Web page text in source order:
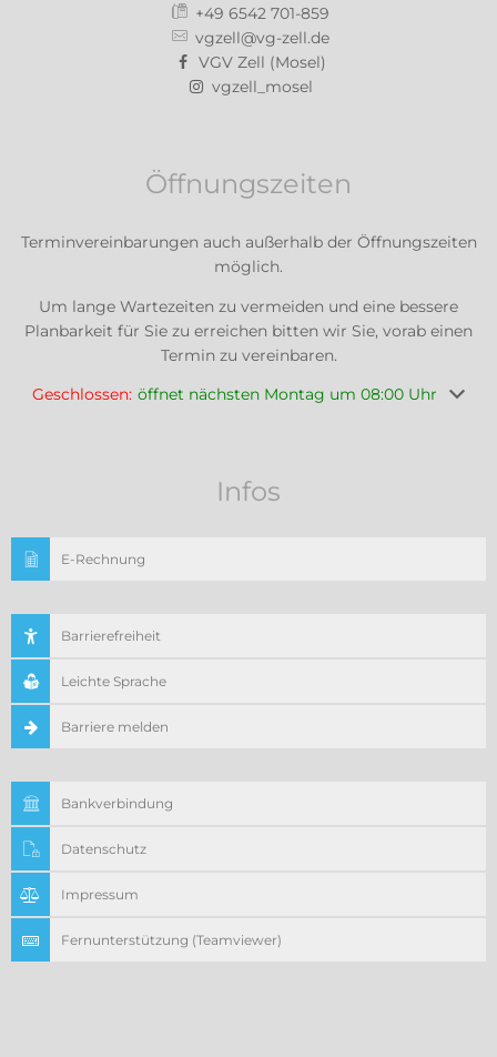
+49 6542 701-859
vgzell@vg-zell.de
VGV Zell (Mosel)
vgzell_mosel
Öffnungszeiten
Terminvereinbarungen auch außerhalb der Öffnungszeiten
möglich.
Um lange Wartezeiten zu vermeiden und eine bessere
Planbarkeit für Sie zu erreichen bitten wir Sie, vorab einen
Termin zu vereinbaren.
Klicken, um weitere Öffnungs- oder Schließzeiten
Geschlossen: öffnet nächsten Montag um 08:00 Uhr
Infos
E-Rechnung
Barrierefreiheit
Leichte Sprache
Barriere melden
Bankverbindung
Datenschutz
Impressum
Fernunterstützung (Teamviewer)